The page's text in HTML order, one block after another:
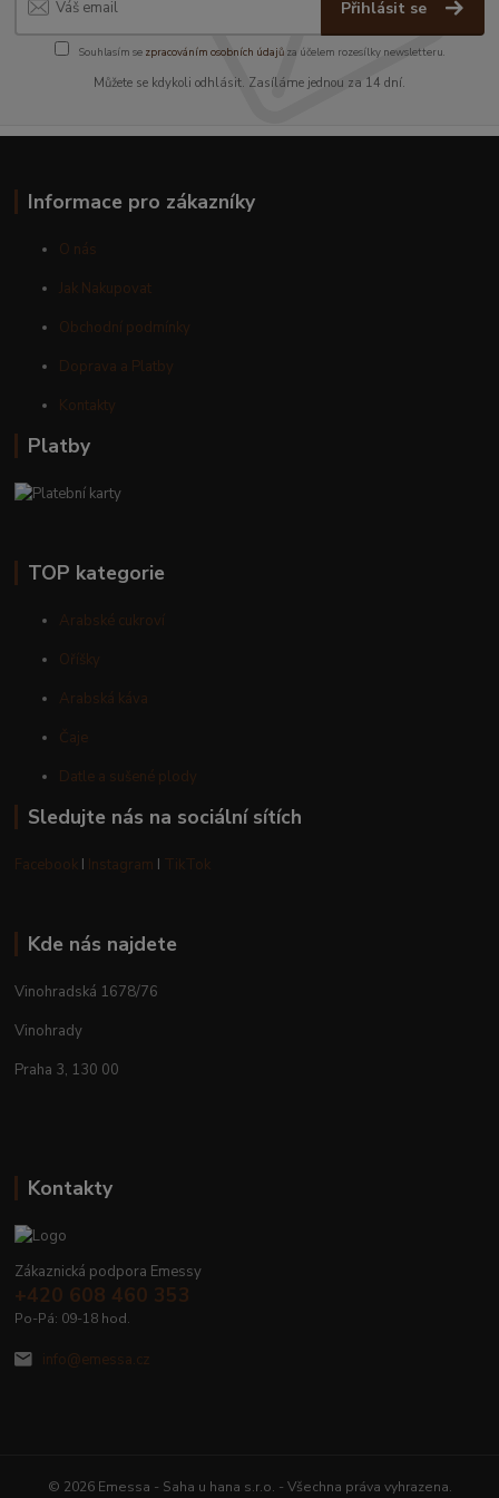
Přihlásit se
Souhlasím se zpracováním osobních údajůza účelem rozesílky newsletteru.
Můžete se kdykoli odhlásit. Zasíláme jednou za 14 dní.
Informace pro zákazníky
O nás
Jak Nakupovat
Obchodní podmínky
Doprava a Platby
Kontakty
Platby
TOP kategorie
Arabské cukroví
Oříšky
Arabská káva
Čaje
Datle a sušené plody
Sledujte nás na sociální sítích
Facebook I Instagram I TikTok
Kde nás najdete
Vinohradská 1678/76
Vinohrady
Praha 3, 130 00
Kontakty
Zákaznická podpora Emessy
+420 608 460 353
Po-Pá: 09-18 hod.
info@emessa.cz
© 2026 Emessa - Saha u hana s.r.o. - Všechna práva vyhrazena.